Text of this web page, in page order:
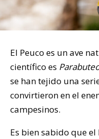
El Peuco es un ave
científico es
se han tejido una
convirtieron en el
campesinos.
Es bien sabido que el